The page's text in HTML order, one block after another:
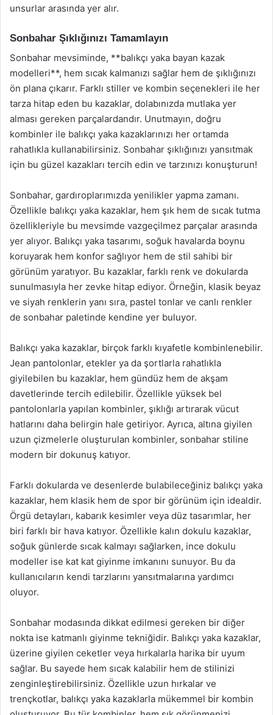
unsurlar arasında yer alır.
Sonbahar Şıklığınızı Tamamlayın
Sonbahar mevsiminde, **balıkçı yaka bayan kazak
modelleri**, hem sıcak kalmanızı sağlar hem de şıklığınızı
ön plana çıkarır. Farklı stiller ve kombin seçenekleri ile her
tarza hitap eden bu kazaklar, dolabınızda mutlaka yer
alması gereken parçalardandır. Unutmayın, doğru
kombinler ile balıkçı yaka kazaklarınızı her ortamda
rahatlıkla kullanabilirsiniz. Sonbahar şıklığınızı yansıtmak
için bu güzel kazakları tercih edin ve tarzınızı konuşturun!
Sonbahar, gardıroplarımızda yenilikler yapma zamanı.
Özellikle balıkçı yaka kazaklar, hem şık hem de sıcak tutma
özellikleriyle bu mevsimde vazgeçilmez parçalar arasında
yer alıyor. Balıkçı yaka tasarımı, soğuk havalarda boynu
koruyarak hem konfor sağlıyor hem de stil sahibi bir
görünüm yaratıyor. Bu kazaklar, farklı renk ve dokularda
sunulmasıyla her zevke hitap ediyor. Örneğin, klasik beyaz
ve siyah renklerin yanı sıra, pastel tonlar ve canlı renkler
de sonbahar paletinde kendine yer buluyor.
Balıkçı yaka kazaklar, birçok farklı kıyafetle kombinlenebilir.
Jean pantolonlar, etekler ya da şortlarla rahatlıkla
giyilebilen bu kazaklar, hem gündüz hem de akşam
davetlerinde tercih edilebilir. Özellikle yüksek bel
pantolonlarla yapılan kombinler, şıklığı artırarak vücut
hatlarını daha belirgin hale getiriyor. Ayrıca, altına giyilen
uzun çizmelerle oluşturulan kombinler, sonbahar stiline
modern bir dokunuş katıyor.
Farklı dokularda ve desenlerde bulabileceğiniz balıkçı yaka
kazaklar, hem klasik hem de spor bir görünüm için idealdir.
Örgü detayları, kabarık kesimler veya düz tasarımlar, her
biri farklı bir hava katıyor. Özellikle kalın dokulu kazaklar,
soğuk günlerde sıcak kalmayı sağlarken, ince dokulu
modeller ise kat kat giyinme imkanını sunuyor. Bu da
kullanıcıların kendi tarzlarını yansıtmalarına yardımcı
oluyor.
Sonbahar modasında dikkat edilmesi gereken bir diğer
nokta ise katmanlı giyinme tekniğidir. Balıkçı yaka kazaklar,
üzerine giyilen ceketler veya hırkalarla harika bir uyum
sağlar. Bu sayede hem sıcak kalabilir hem de stilinizi
zenginleştirebilirsiniz. Özellikle uzun hırkalar ve
trençkotlar, balıkçı yaka kazaklarla mükemmel bir kombin